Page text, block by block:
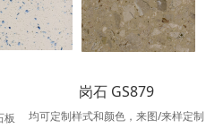
板
岗石 GS879
均可定制样式和颜色，来图/来样定制